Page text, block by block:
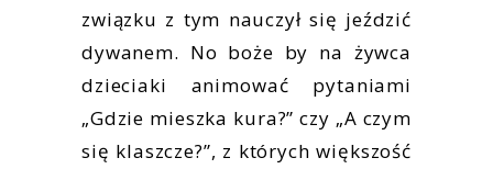
związku z tym nauczył się jeździć
dywanem. No boże by na żywca
dzieciaki animować pytaniami
„Gdzie mieszka kura?” czy „A czym
się klaszcze?”, z których większość